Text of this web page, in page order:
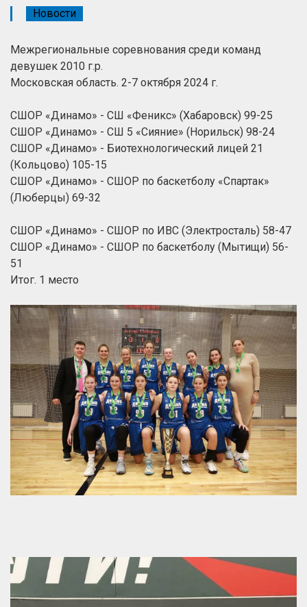
Новости
Межрегиональные соревнования среди команд
девушек 2010 г.р.
Московская область. 2-7 октября 2024 г.
СШОР «Динамо» - СШ «Феникс» (Хабаровск) 99-25
СШОР «Динамо» - СШ 5 «Сияние» (Норильск) 98-24
СШОР «Динамо» - Биотехнологический лицей 21
(Кольцово) 105-15
СШОР «Динамо» - СШОР по баскетболу «Спартак»
(Люберцы) 69-32
СШОР «Динамо» - СШОР по ИВС (Электросталь) 58-47
СШОР «Динамо» - СШОР по баскетболу (Мытищи) 56-
51
Итог. 1 место